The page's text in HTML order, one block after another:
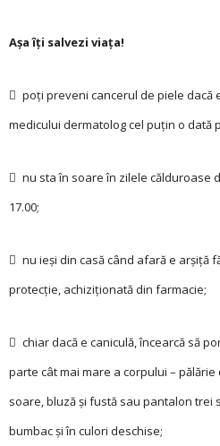
Așa îți salvezi viața!
 poți preveni cancerul de piele dacă
medicului dermatolog cel puțin o dată
 nu sta în soare în zilele călduroase
17.00;
 nu ieși din casă când afară e arșiță
protecție, achiziționată din farmacie;
 chiar dacă e caniculă, încearcă să
parte cât mai mare a corpului –
soare, bluză și fustă sau pantalon
bumbac și în culori deschise;